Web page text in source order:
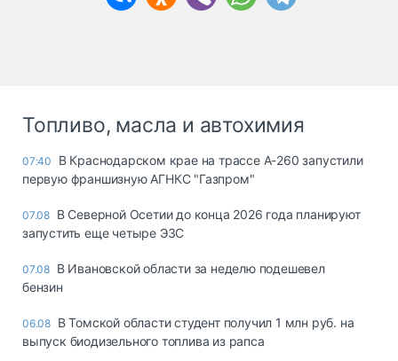
Топливо, масла и автохимия
07:40
В Краснодарском крае на трассе А-260 запустили
первую франшизную АГНКС "Газпром"
07.08 В Северной Осетии до конца 2026 года планируют
запустить еще четыре ЭЗС
07.08 В Ивановской области за неделю подешевел
бензин
06.08 В Томской области студент получил 1 млн руб. на
выпуск биодизельного топлива из рапса